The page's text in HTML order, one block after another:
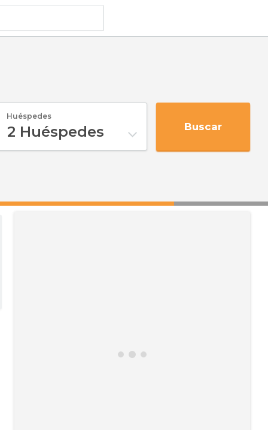
Huéspedes
2 Huéspedes Buscar